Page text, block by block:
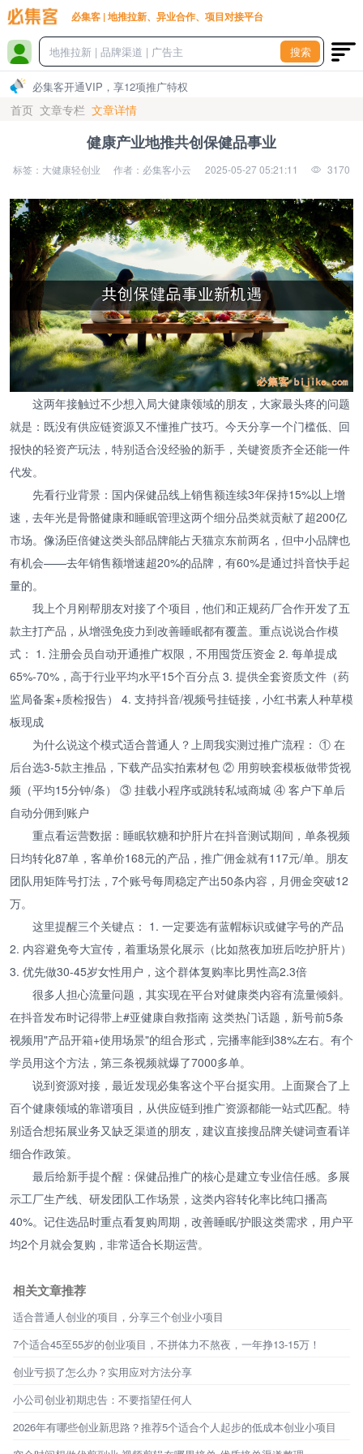
必集客 | 地推拉新、异业合作、项目对接平台
搜索
必集客开通VIP，享12项推广特权
首页 文章专栏 文章详情
健康产业地推共创保健品事业
标签：大健康轻创业 作者：必集客小云 2025-05-27 05:21:11 3170
这两年接触过不少想入局大健康领域的朋友，大家最头疼的问题
就是：既没有供应链资源又不懂推广技巧。今天分享一个门槛低、回
报快的轻资产玩法，特别适合没经验的新手，关键资质齐全还能一件
代发。
先看行业背景：国内保健品线上销售额连续3年保持15%以上增
速，去年光是骨骼健康和睡眠管理这两个细分品类就贡献了超200亿
市场。像汤臣倍健这类头部品牌能占天猫京东前两名，但中小品牌也
有机会——去年销售额增速超20%的品牌，有60%是通过抖音快手起
量的。
我上个月刚帮朋友对接了个项目，他们和正规药厂合作开发了五
款主打产品，从增强免疫力到改善睡眠都有覆盖。重点说说合作模
式： 1. 注册会员自动开通推广权限，不用囤货压资金 2. 每单提成
65%-70%，高于行业平均水平15个百分点 3. 提供全套资质文件（药
监局备案+质检报告） 4. 支持抖音/视频号挂链接，小红书素人种草模
板现成
为什么说这个模式适合普通人？上周我实测过推广流程： ① 在
后台选3-5款主推品，下载产品实拍素材包 ② 用剪映套模板做带货视
频（平均15分钟/条） ③ 挂载小程序或跳转私域商城 ④ 客户下单后
自动分佣到账户
重点看运营数据：睡眠软糖和护肝片在抖音测试期间，单条视频
日均转化87单，客单价168元的产品，推广佣金就有117元/单。朋友
团队用矩阵号打法，7个账号每周稳定产出50条内容，月佣金突破12
万。
这里提醒三个关键点： 1. 一定要选有蓝帽标识或健字号的产品
2. 内容避免夸大宣传，着重场景化展示（比如熬夜加班后吃护肝片）
3. 优先做30-45岁女性用户，这个群体复购率比男性高2.3倍
很多人担心流量问题，其实现在平台对健康类内容有流量倾斜。
在抖音发布时记得带上#亚健康自救指南 这类热门话题，新号前5条
视频用"产品开箱+使用场景"的组合形式，完播率能到38%左右。有个
学员用这个方法，第三条视频就爆了7000多单。
说到资源对接，最近发现必集客这个平台挺实用。上面聚合了上
百个健康领域的靠谱项目，从供应链到推广资源都能一站式匹配。特
别适合想拓展业务又缺乏渠道的朋友，建议直接搜品牌关键词查看详
细合作政策。
最后给新手提个醒：保健品推广的核心是建立专业信任感。多展
示工厂生产线、研发团队工作场景，这类内容转化率比纯口播高
40%。记住选品时重点看复购周期，改善睡眠/护眼这类需求，用户平
均2个月就会复购，非常适合长期运营。
相关文章推荐
适合普通人创业的项目，分享三个创业小项目
7个适合45至55岁的创业项目，不拼体力不熬夜，一年挣13-15万！
创业亏损了怎么办？实用应对方法分享
小公司创业初期忠告：不要指望任何人
2026年有哪些创业新思路？推荐5个适合个人起步的低成本创业小项目